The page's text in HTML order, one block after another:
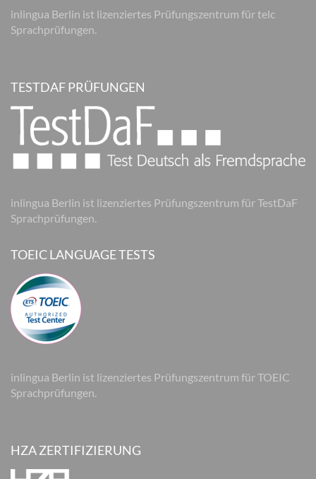
inlingua Berlin ist lizenziertes Prüfungszentrum für telc
Sprachprüfungen.
TESTDAF PRÜFUNGEN
inlingua Berlin ist lizenziertes Prüfungszentrum für TestDaF
Sprachprüfungen.
TOEIC LANGUAGE TESTS
inlingua Berlin ist lizenziertes Prüfungszentrum für TOEIC
Sprachprüfungen.
HZA ZERTIFIZIERUNG